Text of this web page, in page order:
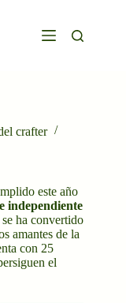
crafter
este año
independiente
ha convertido
amantes de la
con 25
el